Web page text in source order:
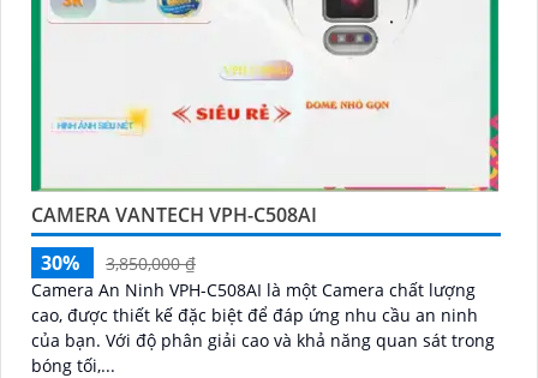
CAMERA VANTECH VPH-C508AI
30%
3,850,000 ₫
Camera An Ninh VPH-C508AI là một Camera chất lượng
cao, được thiết kế đặc biệt để đáp ứng nhu cầu an ninh
của bạn. Với độ phân giải cao và khả năng quan sát trong
bóng tối,...